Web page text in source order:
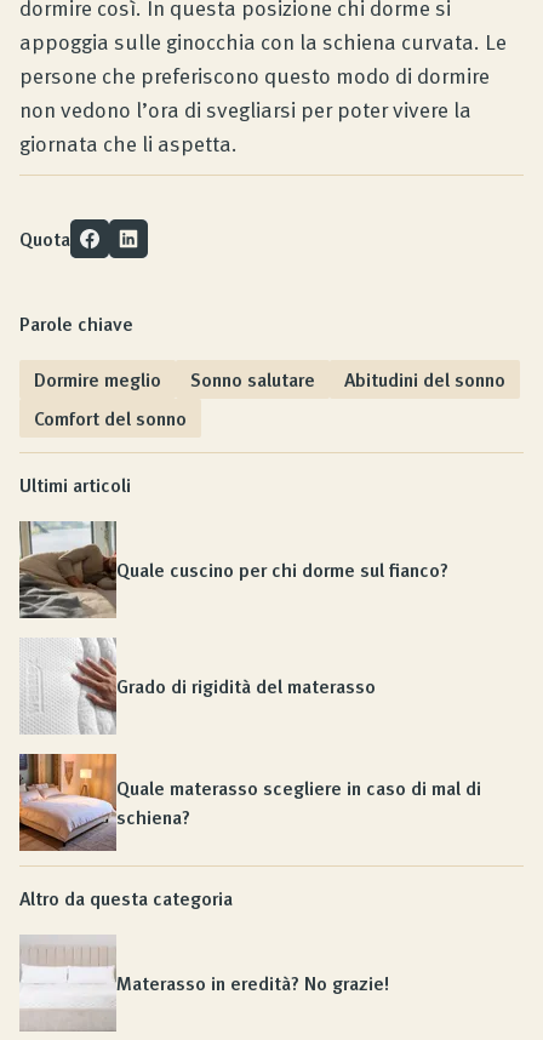
dormire così. In questa posizione chi dorme si
appoggia sulle ginocchia con la schiena curvata. Le
persone che preferiscono questo modo di dormire
non vedono l’ora di svegliarsi per poter vivere la
giornata che li aspetta.
Quota
Parole chiave
Dormire meglio
Sonno salutare
Abitudini del sonno
Comfort del sonno
Ultimi articoli
Quale cuscino per chi dorme sul fianco?
Grado di rigidità del materasso
Quale materasso scegliere in caso di mal di
schiena?
Altro da questa categoria
Materasso in eredità? No grazie!